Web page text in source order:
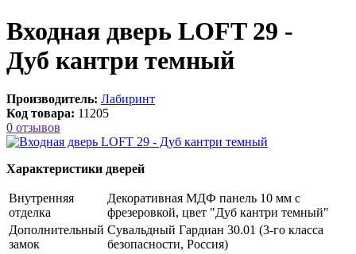
Входная дверь LOFT 29 -
Дуб кантри темный
Производитель: Лабиринт
Код товара: 11205
0 отзывов
Характеристики дверей
Внутренняя
отделка
Декоративная МДФ панель 10 мм с
фрезеровкой, цвет "Дуб кантри темный"
Дополнительный
замок
Сувальдный Гардиан 30.01 (3-го класса
безопасности, Россия)